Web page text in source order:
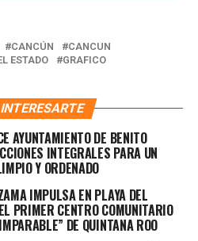
CANCÚN
CANCUN
ESTADO
GRAFICO
AYUNTAMIENTO DE BENITO
INTEGRALES PARA UN
Y ORDENADO
IMPULSA EN PLAYA DEL
PRIMER CENTRO COMUNITARIO
DE QUINTANA ROO